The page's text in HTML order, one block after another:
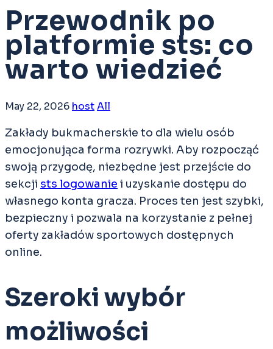
Przewodnik po
platformie sts: co
warto wiedzieć
May 22, 2026 hostAll
Zakłady bukmacherskie to dla wielu osób
emocjonująca forma rozrywki. Aby rozpocząć
swoją przygodę, niezbędne jest przejście do
sekcji sts logowanie i uzyskanie dostępu do
własnego konta gracza. Proces ten jest szybki,
bezpieczny i pozwala na korzystanie z pełnej
oferty zakładów sportowych dostępnych
online.
Szeroki wybór
możliwości